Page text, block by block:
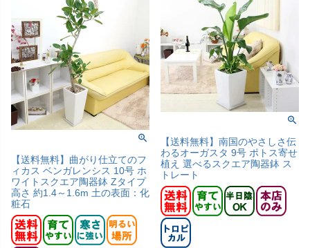
【送料無料】曲がり仕立てのフ
ィカス ベンガレンシス 10号 ホ
ワイトスクエア陶器鉢 Zタイプ
高さ 約1.4～1.6m 土の表面：化
粧石
【送料無料】南国のやさしさ伝
わるオーガスタ 9号 ポトス寄せ
植え 選べるスクエア陶器鉢 ス
トレート